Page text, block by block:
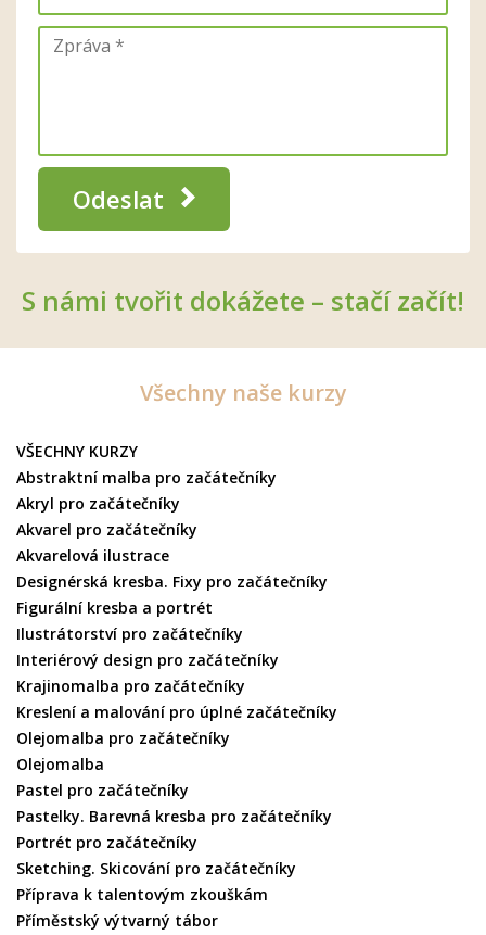
Odeslat
S námi tvořit dokážete – stačí začít!
Všechny naše kurzy
VŠECHNY KURZY
Abstraktní malba pro začátečníky
Akryl pro začátečníky
Akvarel pro začátečníky
Akvarelová ilustrace
Designérská kresba. Fixy pro začátečníky
Figurální kresba a portrét
Ilustrátorství pro začátečníky
Interiérový design pro začátečníky
Krajinomalba pro začátečníky
Kreslení a malování pro úplné začátečníky
Olejomalba pro začátečníky
Olejomalba
Pastel pro začátečníky
Pastelky. Barevná kresba pro začátečníky
Portrét pro začátečníky
Sketching. Skicování pro začátečníky
Příprava k talentovým zkouškám
Příměstský výtvarný tábor